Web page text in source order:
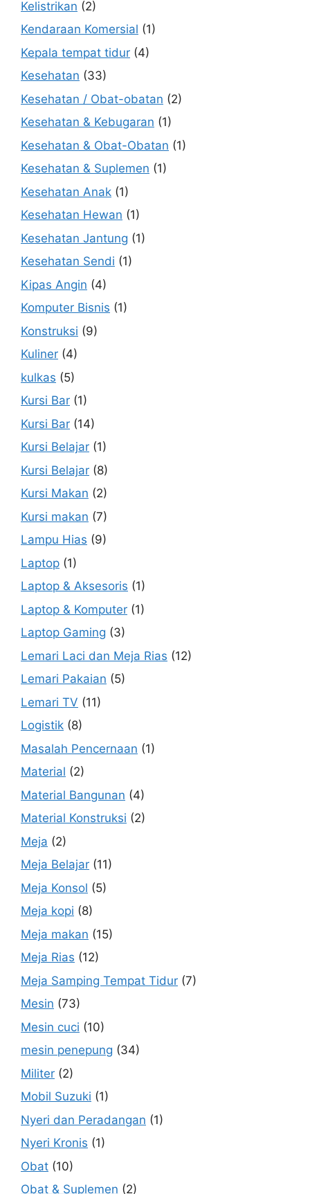
Kelistrikan (2)
Kendaraan Komersial (1)
Kepala tempat tidur (4)
Kesehatan (33)
Kesehatan / Obat-obatan (2)
Kesehatan & Kebugaran (1)
Kesehatan & Obat-Obatan (1)
Kesehatan & Suplemen (1)
Kesehatan Anak (1)
Kesehatan Hewan (1)
Kesehatan Jantung (1)
Kesehatan Sendi (1)
Kipas Angin (4)
Komputer Bisnis (1)
Konstruksi (9)
Kuliner (4)
kulkas (5)
Kursi Bar (1)
Kursi Bar (14)
Kursi Belajar (1)
Kursi Belajar (8)
Kursi Makan (2)
Kursi makan (7)
Lampu Hias (9)
Laptop (1)
Laptop & Aksesoris (1)
Laptop & Komputer (1)
Laptop Gaming (3)
Lemari Laci dan Meja Rias (12)
Lemari Pakaian (5)
Lemari TV (11)
Logistik (8)
Masalah Pencernaan (1)
Material (2)
Material Bangunan (4)
Material Konstruksi (2)
Meja (2)
Meja Belajar (11)
Meja Konsol (5)
Meja kopi (8)
Meja makan (15)
Meja Rias (12)
Meja Samping Tempat Tidur (7)
Mesin (73)
Mesin cuci (10)
mesin penepung (34)
Militer (2)
Mobil Suzuki (1)
Nyeri dan Peradangan (1)
Nyeri Kronis (1)
Obat (10)
Obat & Suplemen (2)